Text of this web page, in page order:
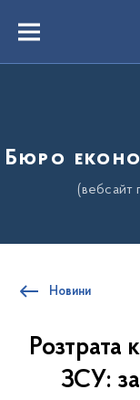
вмістуMenu
Бюро
(вебсайт
Новини
Розтрата
ЗСУ: